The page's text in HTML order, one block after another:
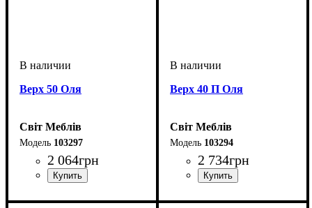
Верх 50 Оля
Світ Меблів
103297
2 064грн
Верх 40 П Оля
Світ Меблів
103294
2 734грн